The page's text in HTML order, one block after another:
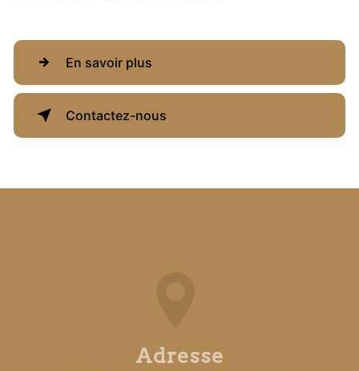
En savoir plus
Contactez-nous
Adresse